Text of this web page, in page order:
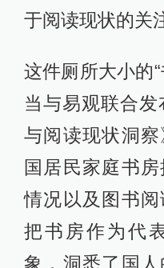
于阅读现状的关
这件厕所大小的
当与易观联合
与阅读现状洞
国居民家庭书
情况以及图书阅
把书房作为代
象，洞悉了国